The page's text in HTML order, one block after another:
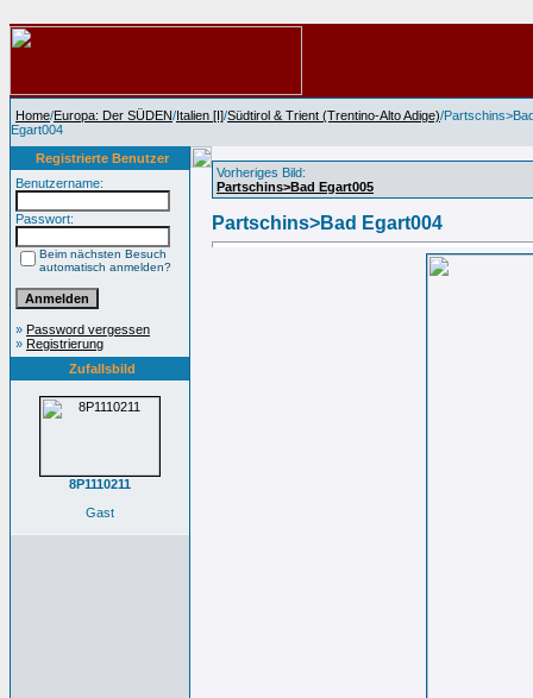
Home/Europa: Der SÜDEN/Italien [I]/Südtirol & Trient (Trentino-Alto Adige)/
Egart004
Registrierte Benutzer
Benutzername:
Passwort:
Beim nächsten Besuch
automatisch anmelden?
» Password vergessen
» Registrierung
Zufallsbild
8P1110211
Gast
Vorheriges Bild:
Partschins>Bad Egart005
Partschins>Bad Egart004